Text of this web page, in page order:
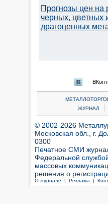
Прогнозы цен на
черных, цветных
драгоценных
ЖУРНАЛ
|
© 2002-2026
Московская обл., г.
0300
Печатное СМИ
Федеральной
массовых
решения о
О журнале | Реклама |